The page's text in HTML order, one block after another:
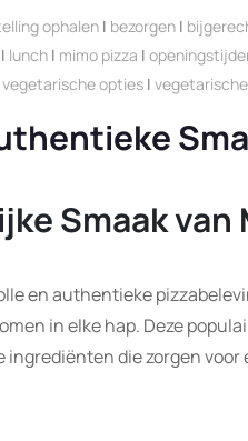
ophalen | bezorgen |
| lunch | mimo pizza |
vegetarische opties |
Smaak van
en authentieke
in elke hap. Deze
die zorgen